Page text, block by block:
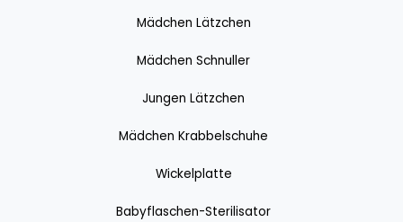
Mädchen Lätzchen
Mädchen Schnuller
Jungen Lätzchen
Mädchen Krabbelschuhe
Wickelplatte
Babyflaschen-Sterilisator